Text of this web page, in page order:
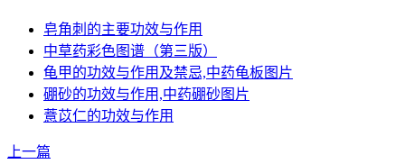
皂角刺的主要功效与作用
中草药彩色图谱（第三版）
龟甲的功效与作用及禁忌,中药龟板图片
硼砂的功效与作用,中药硼砂图片
薏苡仁的功效与作用
上一篇